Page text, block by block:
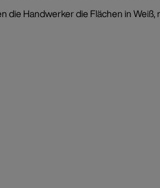
die Handwerker die Flächen in